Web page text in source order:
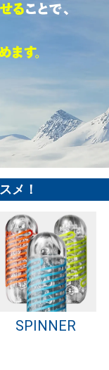
メ！
SPINNER